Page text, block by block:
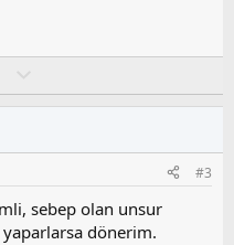
l
s
u
z
o
#3
sebep olan unsur
dönerim.